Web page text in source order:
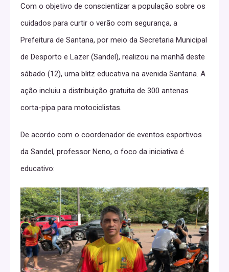
Com o objetivo de conscientizar a população sobre os
cuidados para curtir o verão com segurança, a
Prefeitura de Santana, por meio da Secretaria Municipal
de Desporto e Lazer (Sandel), realizou na manhã deste
sábado (12), uma blitz educativa na avenida Santana. A
ação incluiu a distribuição gratuita de 300 antenas
corta-pipa para motociclistas.
De acordo com o coordenador de eventos esportivos
da Sandel, professor Neno, o foco da iniciativa é
educativo: